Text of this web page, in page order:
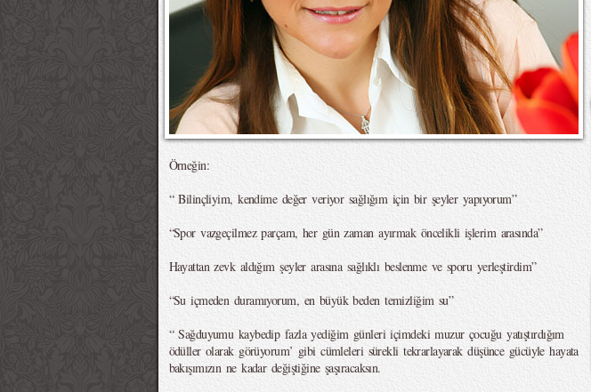
Örneğin:
“ Bilinçliyim, kendime değer veriyor sağlığım için bir şeyler yapıyorum”
“Spor vazgeçilmez parçam, her gün zaman ayırmak öncelikli işlerim arasında”
Hayattan zevk aldığım şeyler arasına sağlıklı beslenme ve sporu yerleştirdim”
“Su içmeden duramıyorum, en büyük beden temizliğim su”
“ Sağduyumu kaybedip fazla yediğim günleri içimdeki muzur çocuğu yatıştırdığım
ödüller olarak görüyorum’ gibi cümleleri sürekli tekrarlayarak düşünce gücüyle hayata
bakışımızın ne kadar değiştiğine şaşıracaksın.